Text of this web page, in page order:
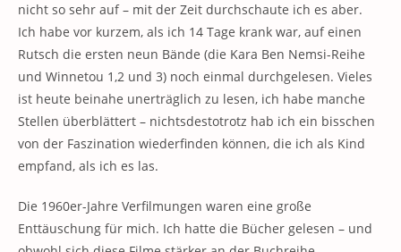
nicht so sehr auf – mit der Zeit durchschaute ich es aber.
Ich habe vor kurzem, als ich 14 Tage krank war, auf einen
Rutsch die ersten neun Bände (die Kara Ben Nemsi-Reihe
und Winnetou 1,2 und 3) noch einmal durchgelesen. Vieles
ist heute beinahe unerträglich zu lesen, ich habe manche
Stellen überblättert – nichtsdestotrotz hab ich ein bisschen
von der Faszination wiederfinden können, die ich als Kind
empfand, als ich es las.
Die 1960er-Jahre Verfilmungen waren eine große
Enttäuschung für mich. Ich hatte die Bücher gelesen – und